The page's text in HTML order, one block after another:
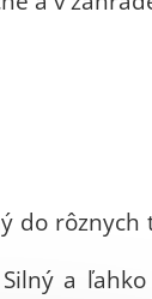
do rôznych
a